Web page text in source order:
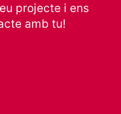
projecte i ens
amb tu!